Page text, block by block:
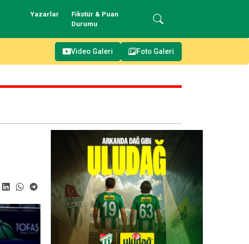
Yazarlar
Fikstür & Puan
Durumu
Video Galeri Foto Galeri